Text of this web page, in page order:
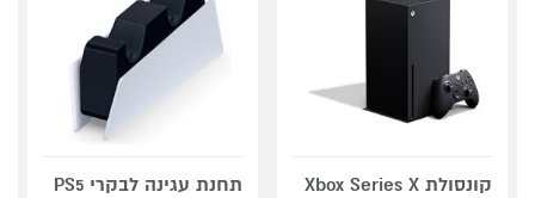
קונסולת Xbox Series X
תחנת עגינה לבקרי PS5